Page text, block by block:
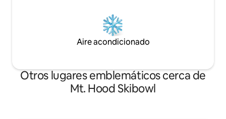
Aire acondicionado
Otros lugares emblemáticos cerca de
Mt. Hood Skibowl